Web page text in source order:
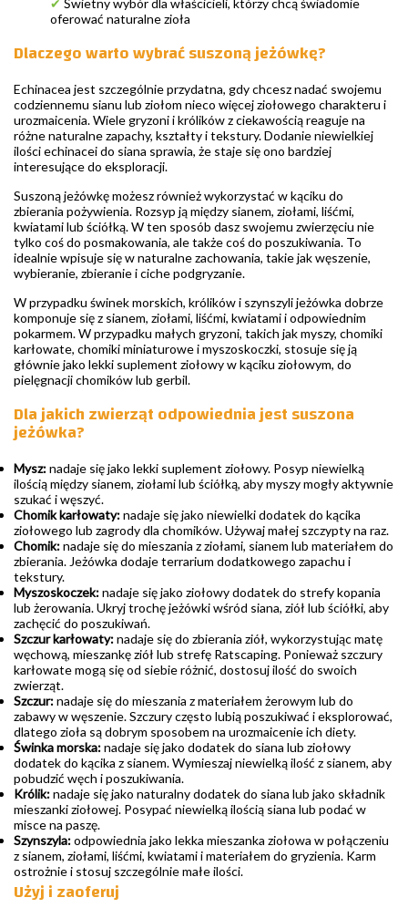
oferować naturalne zioła
Dlaczego warto wybrać suszoną jeżówkę?
Echinacea jest szczególnie przydatna, gdy chcesz nadać swojemu
codziennemu sianu lub ziołom nieco więcej ziołowego charakteru i
urozmaicenia. Wiele gryzoni i królików z ciekawością reaguje na
różne naturalne zapachy, kształty i tekstury. Dodanie niewielkiej
ilości echinacei do siana sprawia, że staje się ono bardziej
interesujące do eksploracji.
Suszoną jeżówkę możesz również wykorzystać w kąciku do
zbierania pożywienia. Rozsyp ją między sianem, ziołami, liśćmi,
kwiatami lub ściółką. W ten sposób dasz swojemu zwierzęciu nie
tylko coś do posmakowania, ale także coś do poszukiwania. To
idealnie wpisuje się w naturalne zachowania, takie jak węszenie,
wybieranie, zbieranie i ciche podgryzanie.
W przypadku świnek morskich, królików i szynszyli jeżówka dobrze
komponuje się z sianem, ziołami, liśćmi, kwiatami i odpowiednim
pokarmem. W przypadku małych gryzoni, takich jak myszy, chomiki
karłowate, chomiki miniaturowe i myszoskoczki, stosuje się ją
głównie jako lekki suplement ziołowy w kąciku ziołowym, do
pielęgnacji chomików lub gerbil.
Dla jakich zwierząt odpowiednia jest suszona
jeżówka?
Mysz:nadaje się jako lekki suplement ziołowy. Posyp niewielką
ilością między sianem, ziołami lub ściółką, aby myszy mogły aktywnie
szukać i węszyć.
Chomik karłowaty:nadaje się jako niewielki dodatek do kącika
ziołowego lub zagrody dla chomików. Używaj małej szczypty na raz.
Chomik:nadaje się do mieszania z ziołami, sianem lub materiałem do
zbierania. Jeżówka dodaje terrarium dodatkowego zapachu i
tekstury.
Myszoskoczek:nadaje się jako ziołowy dodatek do strefy kopania
lub żerowania. Ukryj trochę jeżówki wśród siana, ziół lub ściółki, aby
zachęcić do poszukiwań.
Szczur karłowaty:nadaje się do zbierania ziół, wykorzystując matę
węchową, mieszankę ziół lub strefę Ratscaping. Ponieważ szczury
karłowate mogą się od siebie różnić, dostosuj ilość do swoich
zwierząt.
Szczur:nadaje się do mieszania z materiałem żerowym lub do
zabawy w węszenie. Szczury często lubią poszukiwać i eksplorować,
dlatego zioła są dobrym sposobem na urozmaicenie ich diety.
Świnka morska:nadaje się jako dodatek do siana lub ziołowy
dodatek do kącika z sianem. Wymieszaj niewielką ilość z sianem, aby
pobudzić węch i poszukiwania.
Królik:nadaje się jako naturalny dodatek do siana lub jako składnik
mieszanki ziołowej. Posypać niewielką ilością siana lub podać w
misce na paszę.
Szynszyla:odpowiednia jako lekka mieszanka ziołowa w połączeniu
z sianem, ziołami, liśćmi, kwiatami i materiałem do gryzienia. Karm
ostrożnie i stosuj szczególnie małe ilości.
Użyj i zaoferuj